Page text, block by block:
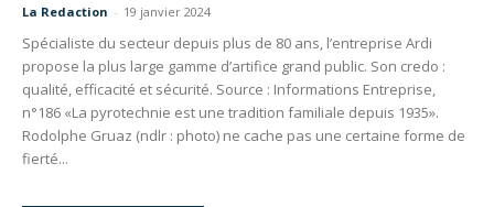
La Redaction - 19 janvier 2024
Spécialiste du secteur depuis plus de 80 ans, l’entreprise Ardi
propose la plus large gamme d’artifice grand public. Son credo :
qualité, efficacité et sécurité. Source : Informations Entreprise,
n°186 «La pyrotechnie est une tradition familiale depuis 1935».
Rodolphe Gruaz (ndlr : photo) ne cache pas une certaine forme de
fierté...